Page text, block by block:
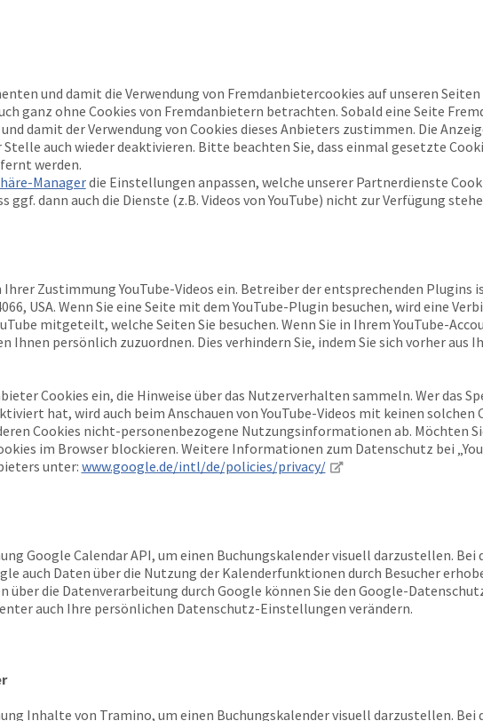
und damit die Verwendung von Fremdanbietercookies auf unseren Seiten
ganz ohne Cookies von Fremdanbietern betrachten. Sobald eine Seite
damit der Verwendung von Cookies dieses Anbieters zustimmen. Die
auch wieder deaktivieren. Bitte beachten Sie, dass einmal gesetzte
werden.
Managerdie Einstellungen anpassen, welche unserer Partnerdienste
dann auch die Dienste (z.B. Videos von YouTube) nicht zur Verfügung
Zustimmung YouTube-Videos ein. Betreiber der entsprechenden Plugins
USA. Wenn Sie eine Seite mit dem YouTube-Plugin besuchen, wird eine
mitgeteilt, welche Seiten Sie besuchen. Wenn Sie in Ihrem YouTube-
Ihnen persönlich zuzuordnen. Dies verhindern Sie, indem Sie sich vorher aus
Cookies ein, die Hinweise über das Nutzerverhalten sammeln. Wer das
hat, wird auch beim Anschauen von YouTube-Videos mit keinen solchen
Cookies nicht-personenbezogene Nutzungsinformationen ab. Möchten
im Browser blockieren. Weitere Informationen zum Datenschutz bei
unter: www.google.de/intl/de/policies/privacy/
Google Calendar API, um einen Buchungskalender visuell darzustellen. Bei
auch Daten über die Nutzung der Kalenderfunktionen durch Besucher
die Datenverarbeitung durch Google können Sie den Google-
auch Ihre persönlichen Datenschutz-Einstellungen verändern.
Inhalte von Tramino, um einen Buchungskalender visuell darzustellen. Bei